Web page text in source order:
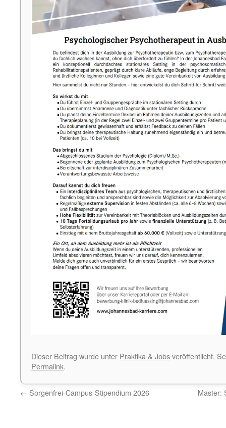
Dieser Beitrag wurde unter Praktika & Jobsveröffentlicht.
Permalink.
← Sorgenfrei-Campus-Stipendium 2026 Master: